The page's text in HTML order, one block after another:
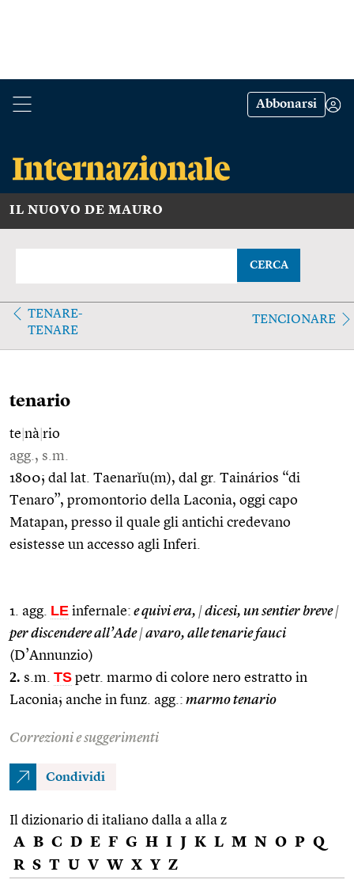
Abbonarsi
IL NUOVO DE MAURO
CERCA
TENARE-
TENARE
TENCIONARE
tenario
te nà rio
agg., s.m.
1800; dal lat. Taenarĭu(m), dal gr. Tainários “di
Tenaro”, promontorio della Laconia, oggi capo
Matapan, presso il quale gli antichi credevano
esistesse un accesso agli Inferi.
1. agg. LE infernale: e quivi era, |dicesi, un sentier breve|
per discendere all’Ade|avaro, alle tenarie fauci
(D’Annunzio)
2. s.m. TS petr. marmo di colore nero estratto in
Laconia; anche in funz. agg.: marmo tenario
Correzioni e suggerimenti
Condividi
Il dizionario di italiano dalla a alla z
A B C D E F G H I J K L M N O P Q
R S T U V W X Y Z